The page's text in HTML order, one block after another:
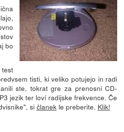
bo
tisti, ki veliko potujejo in radi
ste, tokrat gre za prenosni CD-
jezik ter loví radijske frekvence. Če
si članek le preberite. Klik!